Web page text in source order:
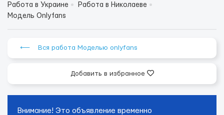
Работа в Украине
Работа в Николаеве
Модель Onlyfans
⟵ Вся работа Моделью onlyfans
Добавить в избранное
Внимание! Это объявление временно